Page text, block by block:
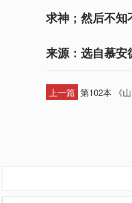
求神；然后不
来源：选自慕安
上一篇 第102本 《